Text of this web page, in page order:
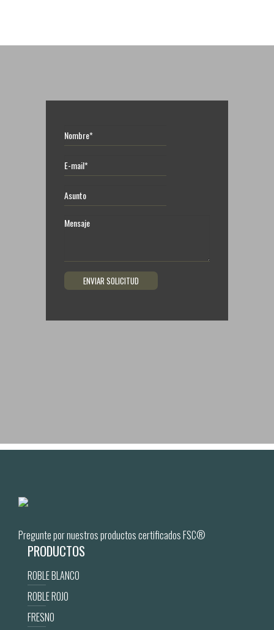
Pregunte por nuestros productos certificados FSC®
PRODUCTOS
ROBLE BLANCO
ROBLE ROJO
FRESNO